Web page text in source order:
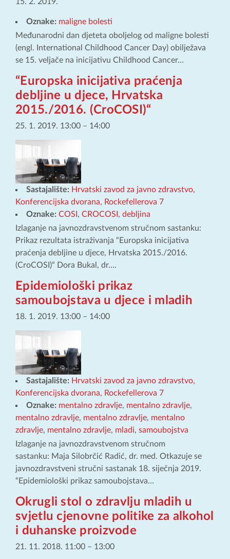
Oznake: maligne bolesti
Međunarodni dan djeteta oboljelog od maligne bolesti
(engl. International Childhood Cancer Day) obilježava
se 15. veljače na inicijativu Childhood Cancer…
“Europska inicijativa praćenja
debljine u djece, Hrvatska
2015./2016. (CroCOSI)“
25. 1. 2019. 13:00 – 14:00
Sastajalište: Hrvatski zavod za javno zdravstvo,
Konferencijska dvorana, Rockefellerova 7
Oznake: COSI , CROCOSI , debljina
Izlaganje na javnozdravstvenom stručnom sastanku:
Prikaz rezultata istraživanja “Europska inicijativa
praćenja debljine u djece, Hrvatska 2015./2016.
(CroCOSI)“ Dora Bukal, dr….
Epidemiološki prikaz
samoubojstava u djece i mladih
18. 1. 2019. 13:00 – 14:00
Sastajalište: Hrvatski zavod za javno zdravstvo,
Konferencijska dvorana, Rockefellerova 7
Oznake: mentalno zdravlje, mentalno zdravlje,
mentalno zdravlje, mentalno zdravlje, mentalno
zdravlje, mentalno zdravlje, mladi, samoubojstva
Izlaganje na javnozdravstvenom stručnom
sastanku: Maja Silobrčić Radić, dr. med. Otkazuje se
javnozdravstveni stručni sastanak 18. siječnja 2019.
“Epidemiološki prikaz samoubojstava…
Okrugli stol o zdravlju mladih u
svjetlu cjenovne politike za alkohol
i duhanske proizvode
21. 11. 2018. 11:00 – 13:00